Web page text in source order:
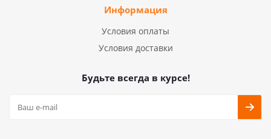
Информация
Условия оплаты
Условия доставки
Будьте всегда в курсе!